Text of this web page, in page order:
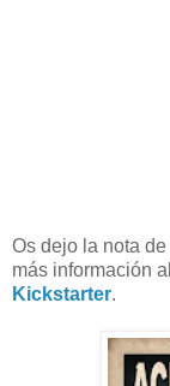
Os dejo la nota
más información
Kickstarter.